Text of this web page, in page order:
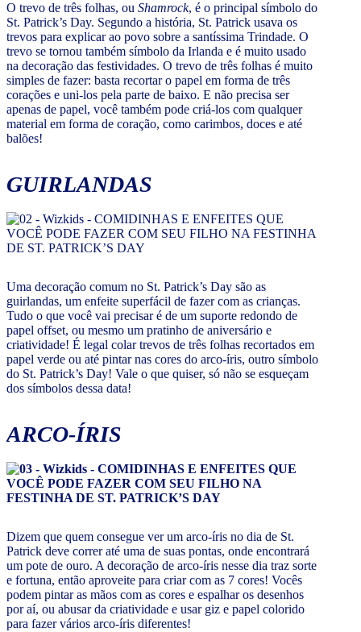
O trevo de três folhas, ou Shamrock, é o principal símbolo do
St. Patrick’s Day. Segundo a história, St. Patrick usava os
trevos para explicar ao povo sobre a santíssima Trindade. O
trevo se tornou também símbolo da Irlanda e é muito usado
na decoração das festividades. O trevo de três folhas é muito
simples de fazer: basta recortar o papel em forma de três
corações e uni-los pela parte de baixo. E não precisa ser
apenas de papel, você também pode criá-los com qualquer
material em forma de coração, como carimbos, doces e até
balões!
GUIRLANDAS
Uma decoração comum no St. Patrick’s Day são as
guirlandas, um enfeite superfácil de fazer com as crianças.
Tudo o que você vai precisar é de um suporte redondo de
papel offset, ou mesmo um pratinho de aniversário e
criatividade! É legal colar trevos de três folhas recortados em
papel verde ou até pintar nas cores do arco-íris, outro símbolo
do St. Patrick’s Day! Vale o que quiser, só não se esqueçam
dos símbolos dessa data!
ARCO-ÍRIS
Dizem que quem consegue ver um arco-íris no dia de St.
Patrick deve correr até uma de suas pontas, onde encontrará
um pote de ouro. A decoração de arco-íris nesse dia traz sorte
e fortuna, então aproveite para criar com as 7 cores! Vocês
podem pintar as mãos com as cores e espalhar os desenhos
por aí, ou abusar da criatividade e usar giz e papel colorido
para fazer vários arco-íris diferentes!